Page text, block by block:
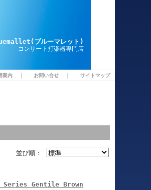
ブルーマレット)
コンサート打楽器専門店
案内 お問い合せ サイトマップ
並び順：
Gentile Brown